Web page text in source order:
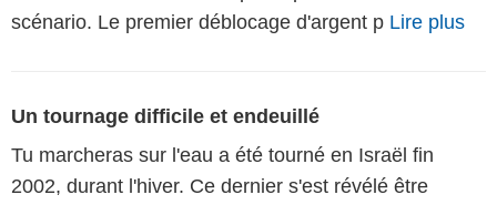
scénario. Le premier déblocage d'argent p Lire plus
Un tournage difficile et endeuillé
Tu marcheras sur l'eau a été tourné en Israël fin
2002, durant l'hiver. Ce dernier s'est révélé être